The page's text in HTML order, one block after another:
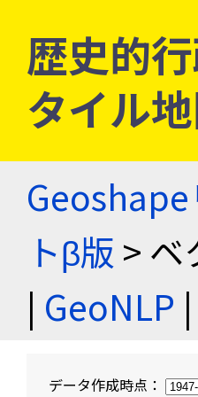
歴史的
タイル
Geoshape
トβ版 >
| GeoNLP |
データ作成時点：